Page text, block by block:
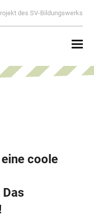
des SV-Bildungswerks
coole